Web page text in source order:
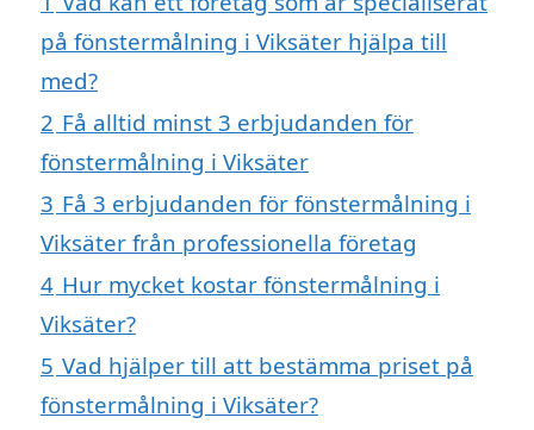
på fönstermålning i Viksäter hjälpa till
med?
2 Få alltid minst 3 erbjudanden för
fönstermålning i Viksäter
3 Få 3 erbjudanden för fönstermålning i
Viksäter från professionella företag
4 Hur mycket kostar fönstermålning i
Viksäter?
5 Vad hjälper till att bestämma priset på
fönstermålning i Viksäter?